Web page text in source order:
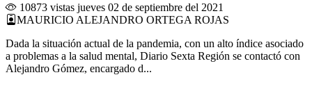
10873 vistas jueves 02 de septiembre del 2021
MAURICIO ALEJANDRO ORTEGA ROJAS
Dada la situación actual de la pandemia, con un alto índice asociado
a problemas a la salud mental, Diario Sexta Región se contactó con
Alejandro Gómez, encargado d...